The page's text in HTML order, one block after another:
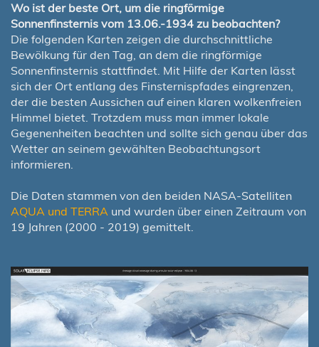
Wo ist der beste Ort, um die ringförmige
Sonnenfinsternis vom 13.06.-1934 zu beobachten?
Die folgenden Karten zeigen die durchschnittliche
Bewölkung für den Tag, an dem die ringförmige
Sonnenfinsternis stattfindet. Mit Hilfe der Karten lässt
sich der Ort entlang des Finsternispfades eingrenzen,
der die besten Aussichen auf einen klaren wolkenfreien
Himmel bietet. Trotzdem muss man immer lokale
Gegenenheiten beachten und sollte sich genau über das
Wetter an seinem gewählten Beobachtungsort
informieren.
Die Daten stammen von den beiden NASA-Satelliten
AQUA und TERRA und wurden über einen Zeitraum von
19 Jahren (2000 - 2019) gemittelt.